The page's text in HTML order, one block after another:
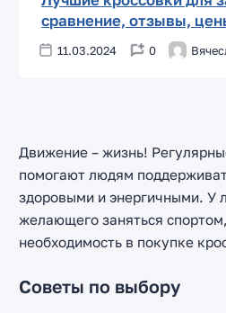
сравнение, отзывы,
11.03.2024 0
Движение – жизнь!
помогают людям
здоровыми и энергичными. У
желающего заняться
необходимость в покупке
Советы по выбору